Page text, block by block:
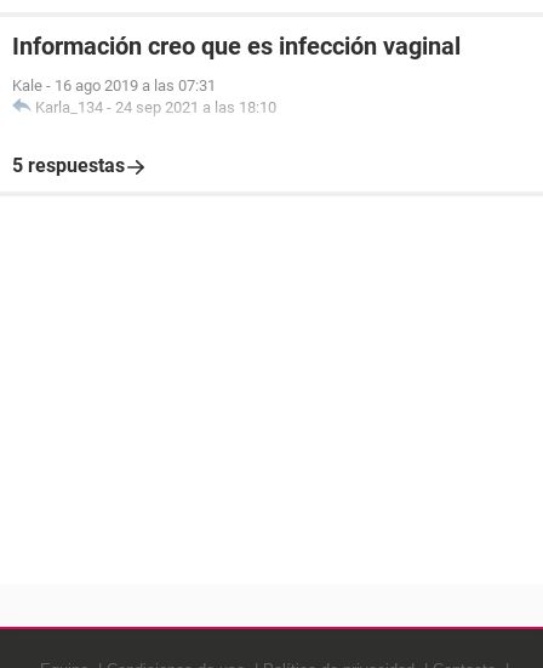
Información creo que es infección vaginal
Kale - 16 ago 2019 a las 07:31
Karla_134 - 24 sep 2021 a las 18:10
5 respuestas